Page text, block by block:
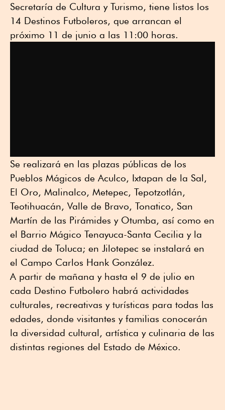
Secretaría de Cultura y Turismo, tiene listos los
14 Destinos Futboleros, que arrancan el
próximo 11 de junio a las 11:00 horas.
Se realizará en las plazas públicas de los
Pueblos Mágicos de Aculco, Ixtapan de la Sal,
El Oro, Malinalco, Metepec, Tepotzotlán,
Teotihuacán, Valle de Bravo, Tonatico, San
Martín de las Pirámides y Otumba, así como en
el Barrio Mágico Tenayuca-Santa Cecilia y la
ciudad de Toluca; en Jilotepec se instalará en
el Campo Carlos Hank González.
A partir de mañana y hasta el 9 de julio en
cada Destino Futbolero habrá actividades
culturales, recreativas y turísticas para todas las
edades, donde visitantes y familias conocerán
la diversidad cultural, artística y culinaria de las
distintas regiones del Estado de México.